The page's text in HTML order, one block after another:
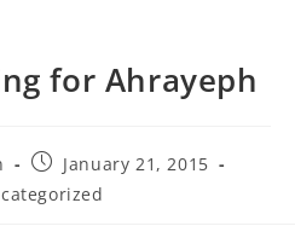
for Ahrayeph
January 21, 2015